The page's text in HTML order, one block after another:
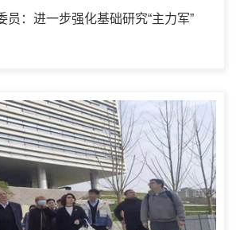
员：进一步强化基础研究“主力军”